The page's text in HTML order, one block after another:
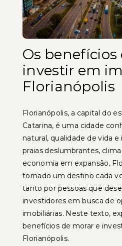
Os benefícios
investir em
Florianópolis
Florianópolis, a capital do
Catarina, é uma cidade
natural, qualidade de vida
praias deslumbrantes,
economia em expansão,
tornado um destino cada
tanto por pessoas que
investidores em busca de
imobiliárias. Neste texto,
benefícios de morar e
Florianópolis.